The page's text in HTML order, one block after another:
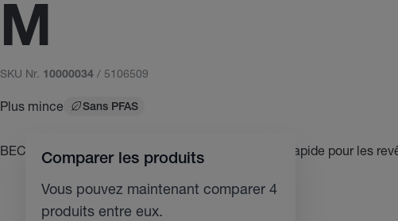
M
SKU Nr. 10000034 / 5106509
Plus mince Sans PFAS
BECHEM AFC Solvent M est un diluant à séchage rapide pour les
Comparer les produits
Vous pouvez maintenant comparer 4
produits entre eux.